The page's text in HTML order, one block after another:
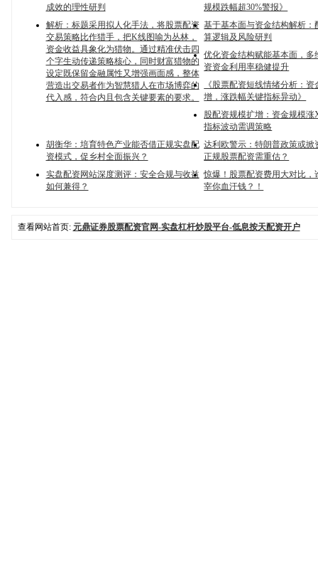
成效的理性研判
规模跌幅超30%警报》
解析：标题采用拟人化手法，将股票配资
交易策略比作猎手，把K线图喻为丛林，
资金收益具象化为猎物。通过精准伏击四
个字生动传递策略核心，同时财富猎物的
设定既保留金融属性又增强画面感，整体
营造出交易者作为智慧猎人在市场博弈的
代入感，符合内且包含关键要素的要求。
基于基本面与资金结构解析：
算逻辑及风险研判
优化资金结构赋能基本面，多
资资金利用率稳健提升
《股票配资短线情绪分析：资
增，涨跌幅关键指标异动》
股配资规模扩增：资金规模涨
指标波动需调策略
胡衡华：培育特色产业能否借正规实盘配
资模式，促乡村全面振兴？
达利欧警示：特朗普政策或掀
正规股票配资需重估？
实盘配资网站深度测评：安全合规与收益
如何兼得？
惊爆！股票配资费用大对比，
宰你血汗钱？！
查看网站首页: 元鼎证券股票配资官网-实盘杠杆炒股平台-低息按天配资开户